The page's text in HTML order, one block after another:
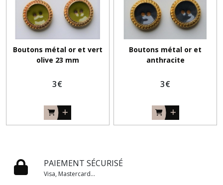
Boutons métal or et vert
olive 23 mm
3€
Boutons métal or et
anthracite
3€
PAIEMENT SÉCURISÉ
Visa, Mastercard...